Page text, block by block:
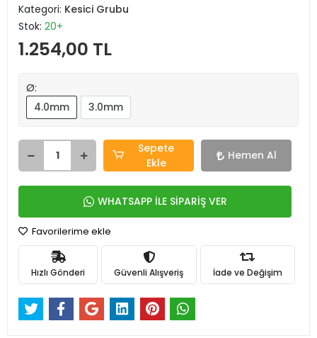
Kategori: Kesici Grubu
Stok: 20+
1.254,00 TL
Ø:
4.0mm
3.0mm
Sepete
Ekle
Hemen Al
WHATSAPP İLE SİPARİŞ VER
Favorilerime ekle
Hızlı Gönderi Güvenli Alışveriş İade ve Değişim